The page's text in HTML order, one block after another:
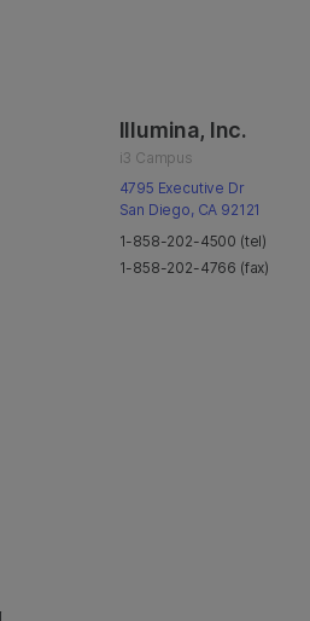
Illumina, Inc.
i3 Campus
4795 Executive Dr
San Diego, CA 92121
1-858-202-4500 (tel)
1-858-202-4766 (fax)